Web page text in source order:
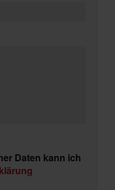
Daten kann ich